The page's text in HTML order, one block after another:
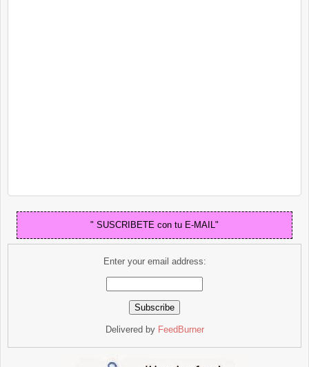
" SUSCRIBETE con tu E-MAIL"
Enter your email address:
Delivered by FeedBurner